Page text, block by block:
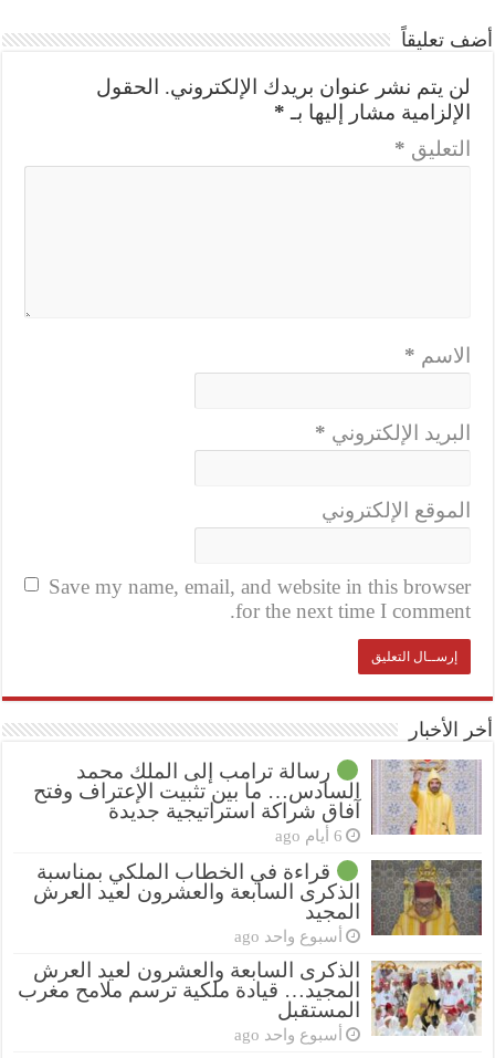
أضف تعليقاً
لن يتم نشر عنوان بريدك الإلكتروني.
الحقول
الإلزامية مشار إليها بـ *
التعليق *
الاسم *
البريد الإلكتروني *
الموقع الإلكتروني
Save my name, email, and website in this browser
for the next time I comment.
أخر الأخبار
رسالة ترامب إلى الملك محمد
السادس… ما بين تثبيت الإعتراف وفتح
آفاق شراكة استراتيجية جديدة
6 أيام ago
قراءة في الخطاب الملكي بمناسبة
الذكرى السابعة والعشرون لعيد العرش
المجيد
أسبوع واحد ago
الذكرى السابعة والعشرون لعيد العرش
المجيد… قيادة ملكية ترسم ملامح مغرب
المستقبل
أسبوع واحد ago